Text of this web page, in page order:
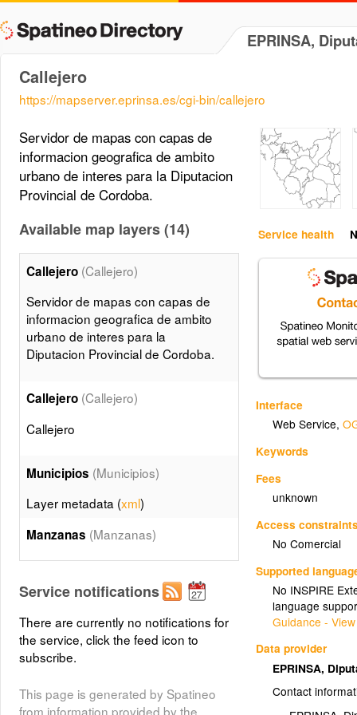
EPRINSA,
Callejero
https://mapserver.eprinsa.es/cgi-bin/callejero
Service health
Interface
Web Service,
Keywords
Fees
unknown
Access
No Comercial
Supported
No INSPIRE
language
Guidance -
Data provider
EPRINSA,
Contact
Servidor de mapas con capas de
informacion geografica de ambito
urbano de interes para la Diputacion
Provincial de Cordoba.
Available map layers (14)
Callejero (Callejero)
Servidor de mapas con capas de
informacion geografica de ambito
urbano de interes para la
Diputacion Provincial de Cordoba.
Callejero (Callejero)
Callejero
Municipios (Municipios)
Layer metadata (xml)
Manzanas (Manzanas)
Layer metadata (xml)
Elementos_tematicos
(Elementos_tematicos)
Layer metadata (xml)
(Mobiliario_urbano)
Service notifications
There are currently no notifications for
the service, click the feed icon to
subscribe.
This page is generated by Spatineo
from information provided by the